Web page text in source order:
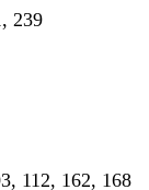
239
112, 162, 168